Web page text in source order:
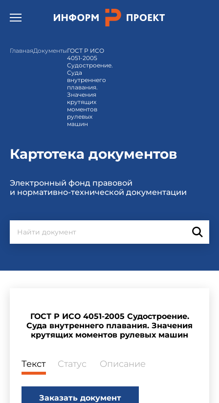
Открыть бургер меню.
ГлавнаяДокументыГОСТ Р ИСО
4051-2005
Судостроение.
Суда
внутреннего
плавания.
Значения
крутящих
моментов
рулевых
машин
Картотека документов
Электронный фонд правовой
и нормативно-технической документации
ГОСТ Р ИСО 4051-2005 Судостроение.
Суда внутреннего плавания. Значения
крутящих моментов рулевых машин
Текст Статус Описание
Заказать документ